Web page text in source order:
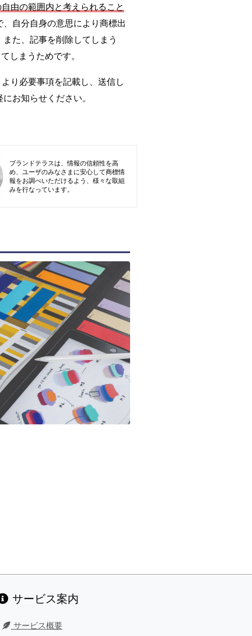
由の範囲内と考えられること
自分自身の意思により商標出
た、記事を削除してしまう
しまうためです。
より必要事項を記載し、送信し
にお知らせください。
ブランドテラスは、情報の信頼性を高
め、ユーザのみなさまに安心して商標情
報をお調べいただけるよう、様々な取組
みを行なっています。
サービス案内
サービス概要